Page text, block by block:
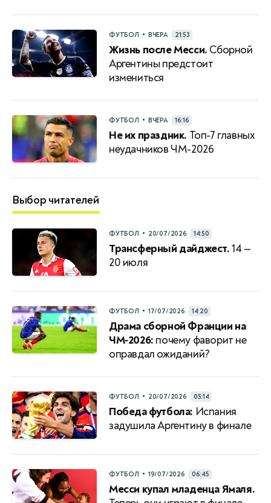
ФУТБОЛ • ВЧЕРА 21:53
Жизнь после Месси. Сборной
Аргентины предстоит
измениться
ФУТБОЛ • ВЧЕРА 16:16
Не их праздник. Топ-7 главных
неудачников ЧМ-2026
Выбор читателей
ФУТБОЛ • 20/07/2026 14:50
Трансферный дайджест.14 —
20 июля
ФУТБОЛ • 17/07/2026 14:20
Драма сборной Франции на
ЧМ‑2026: почему фаворит не
оправдал ожиданий?
ФУТБОЛ • 20/07/2026 05:14
Победа футбола: Испания
задушила Аргентину в финале
ФУТБОЛ • 19/07/2026 06:45
Месси купал младенца Ямаля.